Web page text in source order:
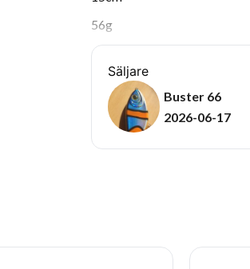
56g
Säljare
Buster 66
2026-06-17